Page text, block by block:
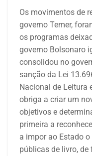
Os movimentos de
governo Temer,
os programas
governo Bolsonaro
consolidou no
sanção da Lei
Nacional de Leitura
obriga a criar um
objetivos e
primeira a
a impor ao Estado
públicas de livro, de